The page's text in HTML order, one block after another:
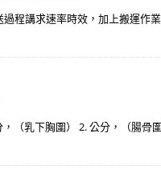
程講求速率時效，加上搬運
（乳下胸圍） 2. 公分，（腸